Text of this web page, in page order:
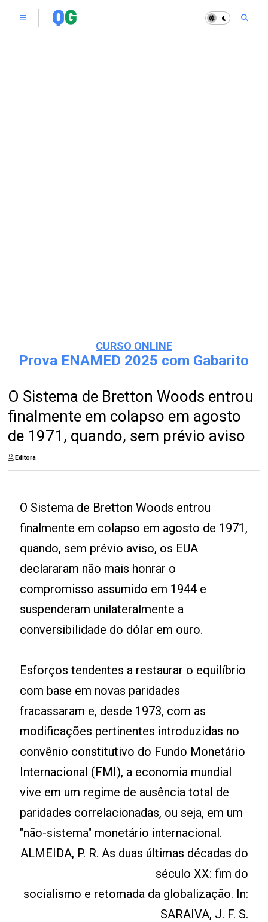
CURSO ONLINE
Prova ENAMED 2025 com Gabarito
O Sistema de Bretton Woods entrou
finalmente em colapso em agosto
de 1971, quando, sem prévio aviso
Editora
O Sistema de Bretton Woods entrou
finalmente em colapso em agosto de 1971,
quando, sem prévio aviso, os EUA
declararam não mais honrar o
compromisso assumido em 1944 e
suspenderam unilateralmente a
conversibilidade do dólar em ouro.
Esforços tendentes a restaurar o equilíbrio
com base em novas paridades
fracassaram e, desde 1973, com as
modificações pertinentes introduzidas no
convênio constitutivo do Fundo Monetário
Internacional (FMI), a economia mundial
vive em um regime de ausência total de
paridades correlacionadas, ou seja, em um
"não-sistema" monetário internacional.
ALMEIDA, P. R. As duas últimas décadas do
século XX: fim do
socialismo e retomada da globalização. In:
SARAIVA, J. F. S.